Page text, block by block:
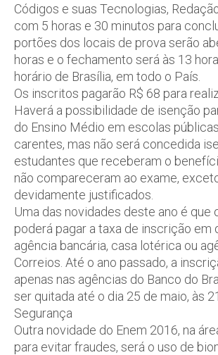
Códigos e suas Tecnologias,
com 5 horas e 30 minutos para
portões dos locais de prova serão
horas e o fechamento será às 13
horário de Brasília, em todo o País.
Os inscritos pagarão R$ 68 para
Haverá a possibilidade de isenção
do Ensino Médio em escolas
carentes, mas não será concedida
estudantes que receberam o
não compareceram ao exame,
devidamente justificados.
Uma das novidades deste ano é que
poderá pagar a taxa de inscrição em
agência bancária, casa lotérica ou
Correios. Até o ano passado, a
apenas nas agências do Banco do
ser quitada até o dia 25 de maio, às
Segurança
Outra novidade do Enem 2016, na
para evitar fraudes, será o uso de